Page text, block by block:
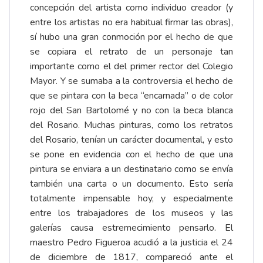
concepción del artista como individuo creador (y
entre los artistas no era habitual firmar las obras),
sí hubo una gran conmoción por el hecho de que
se copiara el retrato de un personaje tan
importante como el del primer rector del Colegio
Mayor. Y se sumaba a la controversia el hecho de
que se pintara con la beca “encarnada” o de color
rojo del San Bartolomé y no con la beca blanca
del Rosario. Muchas pinturas, como los retratos
del Rosario, tenían un carácter documental, y esto
se pone en evidencia con el hecho de que una
pintura se enviara a un destinatario como se envía
también una carta o un documento. Esto sería
totalmente impensable hoy, y especialmente
entre los trabajadores de los museos y las
galerías causa estremecimiento pensarlo. El
maestro Pedro Figueroa acudió a la justicia el 24
de diciembre de 1817, compareció ante el